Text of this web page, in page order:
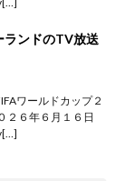
ランドのTV放送
ワールドカップ２
２６年６月１６日